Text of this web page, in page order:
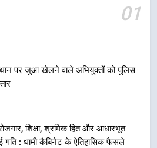
01
पर जुआ खेलने वाले अभियुक्तों को पुलिस
शिक्षा, श्रमिक हित और आधारभूत
गति : धामी कैबिनेट के ऐतिहासिक फैसले
गठन